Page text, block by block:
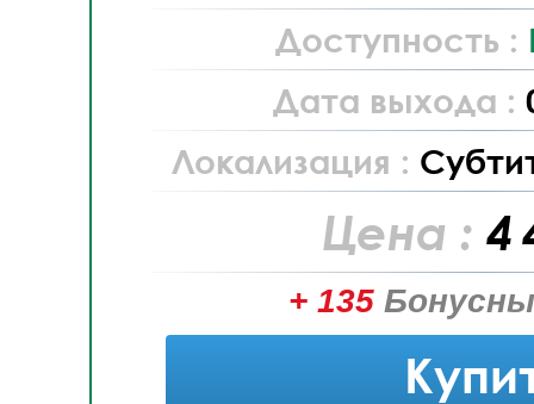
Доступность :
Дата выхода :
Локализация :
Цена : 4
+ 135